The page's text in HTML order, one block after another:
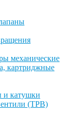
механические
картриджные
и катушки
(ТРВ)